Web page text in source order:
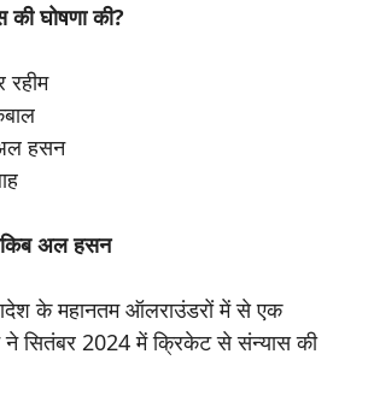
घोषणा की?
हसन
अल हसन
के महानतम ऑलराउंडरों में से एक
सितंबर 2024 में क्रिकेट से संन्यास की